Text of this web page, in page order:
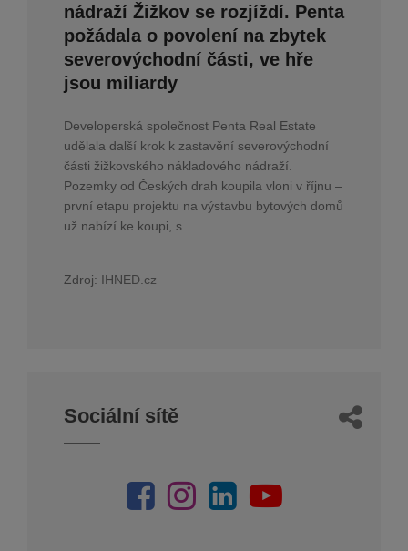
nádraží Žižkov se rozjíždí. Penta
požádala o povolení na zbytek
severovýchodní části, ve hře
jsou miliardy
Developerská společnost Penta Real Estate
udělala další krok k zastavění severovýchodní
části žižkovského nákladového nádraží.
Pozemky od Českých drah koupila vloni v říjnu –
první etapu projektu na výstavbu bytových domů
už nabízí ke koupi, s...
Zdroj: IHNED.cz
Sociální sítě